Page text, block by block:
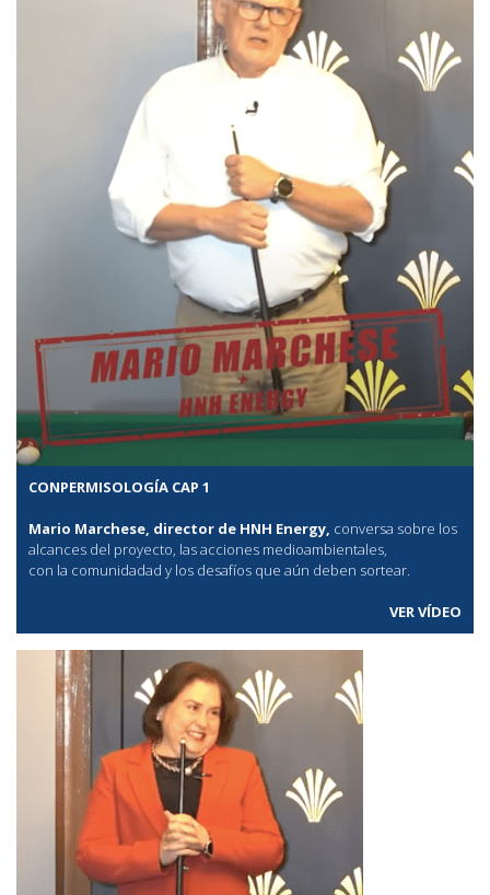
CONPERMISOLOGÍA CAP 1
Mario Marchese, director de HNH Energy, conversa sobre los
alcances del proyecto, las acciones medioambientales,
con la comunidadad y los desafíos que aún deben sortear.
VER VÍDEO